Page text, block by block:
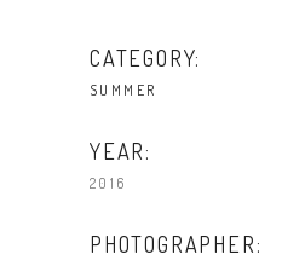
CATEGORY:
SUMMER
YEAR:
2016
PHOTOGRAPHER: